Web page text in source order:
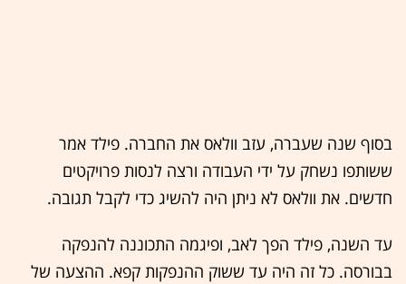
בסוף שנה שעברה, עזב וולאס את החברה. פילד אמר
ששותפו נשחק על ידי העבודה ורצה לנסות פרויקטים
חדשים. את וולאס לא ניתן היה להשיג כדי לקבל תגובה.
עד השנה, פילד הפך לאב, ופיגמה התכוננה להנפקה
בבורסה. כל זה היה עד ששוק ההנפקות קפא. ההצעה של